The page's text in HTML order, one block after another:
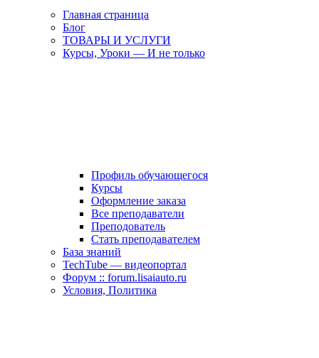
Главная страница
Блог
ТОВАРЫ И УСЛУГИ
Курсы, Уроки — И не только
Профиль обучающегося
Курсы
Оформление заказа
Все преподаватели
Преподователь
Стать преподавателем
База знаний
TechTube — видеопортал
Форум :: forum.lisaiauto.ru
Условия, Политика